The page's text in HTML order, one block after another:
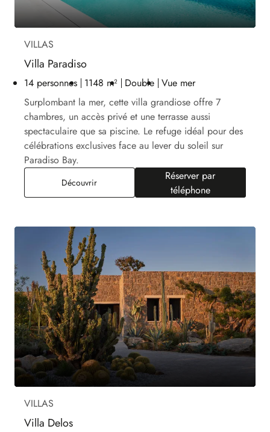
VILLAS
Villa Paradiso
14 personnes 1148 m² Double Vue mer
Surplombant la mer, cette villa grandiose offre 7
chambres, un accès privé et une terrasse aussi
spectaculaire que sa piscine. Le refuge idéal pour des
célébrations exclusives face au lever du soleil sur
Paradiso Bay.
DécouvrirVilla Paradiso
Réserver par
téléphone
VILLAS
Villa Delos